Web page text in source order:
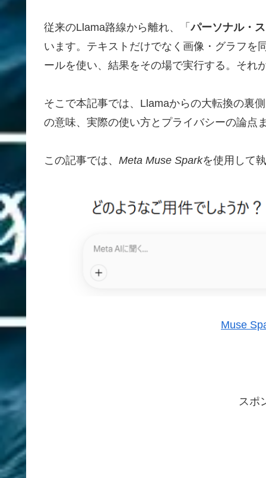
従来のLlama路線から離れ、「パーソナル・
います。テキストだけでなく画像・グラフを
ールを使い、結果をその場で実行する。それ
そこで本記事では、Llamaからの大転換の裏
の意味、実際の使い方とプライバシーの論点
この記事では、 Meta Muse Sparkを使用して
Muse
スポ